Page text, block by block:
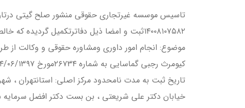
۱۴۰۰۸۱۰۷۵۸۲ثبت و امضا ذيل دفاترتكميل
موضوع: انجام امور داوري ومشاوره حقوقي و وكالت از
تاريخ ثبت به مدت نامحدود مركز اصلي: استانتهران ،